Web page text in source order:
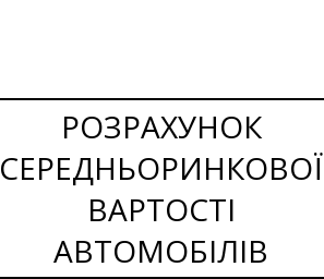
РОЗРАХУНОК
СЕРЕДНЬОРИНКОВОЇ
ВАРТОСТІ
АВТОМОБІЛІВ